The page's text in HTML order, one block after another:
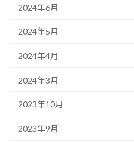
2024年6月
2024年5月
2024年4月
2024年3月
2023年10月
2023年9月